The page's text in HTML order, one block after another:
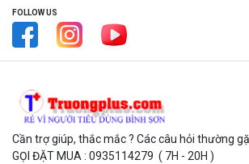
FOLLOW US
Cần trợ giúp, thắc mắc ? Các câu hỏi thường
GỌI ĐẶT MUA : 0935114279 ( 7H - 20H )